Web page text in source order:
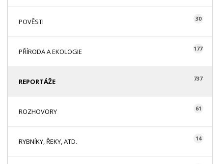
POVĚSTI 30
PŘÍRODA A EKOLOGIE 177
REPORTÁŽE 737
ROZHOVORY 61
RYBNÍKY, ŘEKY, ATD. 14